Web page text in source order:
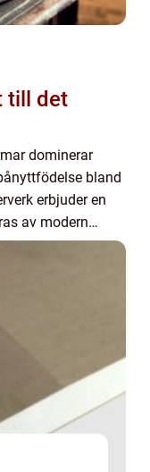
till det
dominerar
bland
erbjuder en
av modern